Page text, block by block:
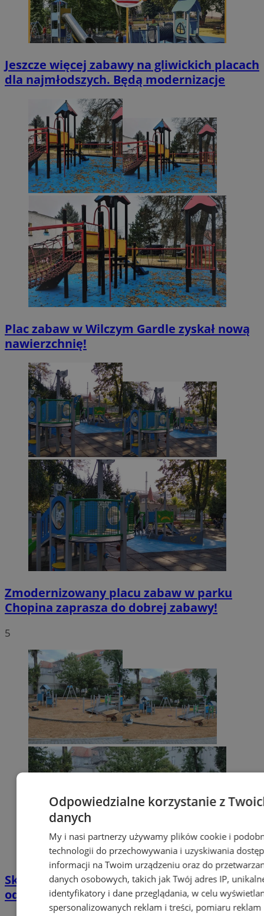
Jeszcze więcej zabawy na gliwickich placach
dla najmłodszych. Będą modernizacje
Plac zabaw w Wilczym Gardle zyskał nową
nawierzchnię!
Zmodernizowany placu zabaw w parku
Chopina zaprasza do dobrej zabawy!
5
Skwer Bottrop już niebawem w nowej
odsłonie! Nasadzono 400 nowych roślin
Odpowiedzialne korzystanie z
danych
My i nasi partnerzy używamy plików cookie i
technologii do przechowywania i uzyskiwania
informacji na Twoim urządzeniu oraz do
danych osobowych, takich jak Twój adres IP,
identyfikatory i dane przeglądania, w celu
spersonalizowanych reklam i treści, pomiaru reklam